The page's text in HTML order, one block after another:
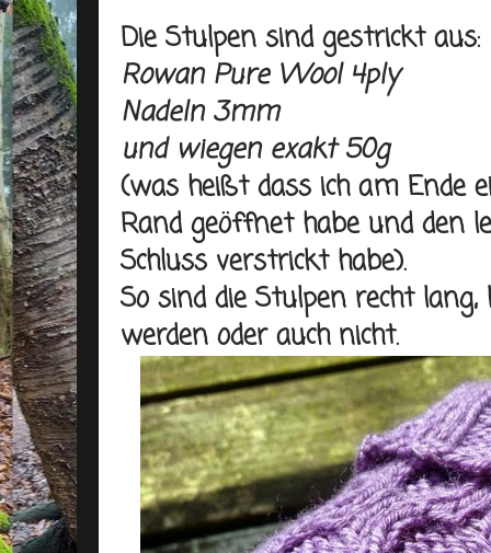
Die Stulpen sind gestrickt aus:
Rowan Pure Wool 4ply
Nadeln 3mm
und wiegen exakt 50g
(was heißt dass ich am Ende
Rand geöffnet habe und den
Schluss verstrickt habe).
So sind die Stulpen recht
werden oder auch nicht.